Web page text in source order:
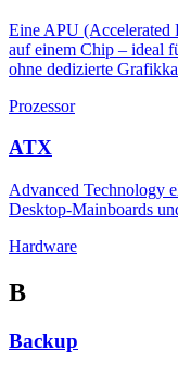
Eine APU (Accelerated
auf einem Chip – ideal
ohne dedizierte
Prozessor
ATX
Advanced Technology
Desktop-Mainboards
Hardware
B
Backup